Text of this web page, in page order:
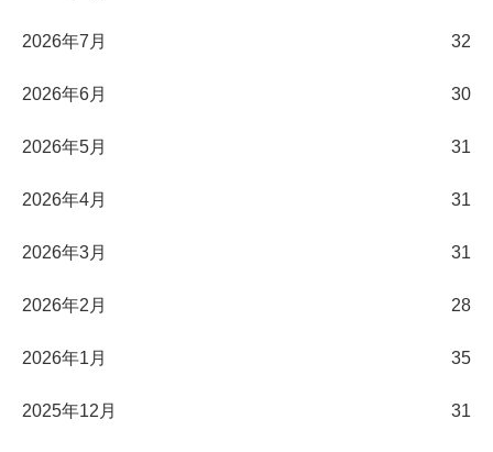
2026年7月 32
2026年6月 30
2026年5月 31
2026年4月 31
2026年3月 31
2026年2月 28
2026年1月 35
2025年12月 31